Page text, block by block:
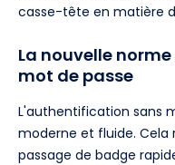
casse-tête en matière
La nouvelle
mot de passe
L'authentification sans
moderne et fluide. Cela
passage de badge